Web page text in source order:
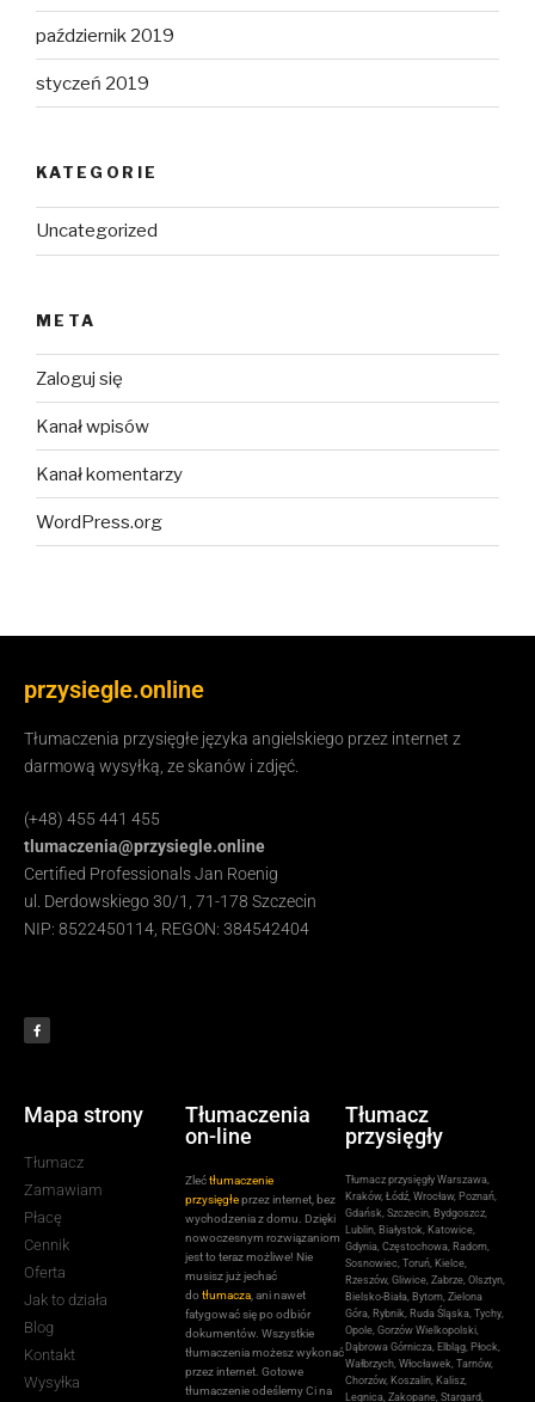
październik 2019
styczeń 2019
KATEGORIE
Uncategorized
META
Zaloguj się
Kanał wpisów
Kanał komentarzy
WordPress.org
przysiegle.online
Tłumaczenia przysięgłe języka angielskiego przez internet z
darmową wysyłką, ze skanów i zdjęć.
(+48) 455 441 455
tlumaczenia@przysiegle.online
Certified Professionals Jan Roenig
ul. Derdowskiego 30/1, 71-178 Szczecin
NIP: 8522450114, REGON: 384542404
Mapa strony
Tłumacz
Zamawiam
Płacę
Cennik
Oferta
Jak to działa
Blog
Kontakt
Wysyłka
Tłumaczenia
on-line
Zlećtłumaczenie
przysięgłeprzez internet, bez
wychodzenia z domu. Dzięki
nowoczesnym rozwiązaniom
jest to teraz możliwe! Nie
musisz już jechać
dotłumacza, ani nawet
fatygować się po odbiór
dokumentów. Wszystkie
tłumaczenia możesz wykonać
przez internet. Gotowe
tłumaczenie odeślemy Ci na
Tłumacz
przysięgły
Tłumacz przysięgły Warszawa,
Kraków, Łódź, Wrocław, Poznań,
Gdańsk, Szczecin, Bydgoszcz,
Lublin, Białystok, Katowice,
Gdynia, Częstochowa, Radom,
Sosnowiec, Toruń, Kielce,
Rzeszów, Gliwice, Zabrze, Olsztyn,
Bielsko-Biała, Bytom, Zielona
Góra, Rybnik, Ruda Śląska, Tychy,
Opole, Gorzów Wielkopolski,
Dąbrowa Górnicza, Elbląg, Płock,
Wałbrzych, Włocławek, Tarnów,
Chorzów, Koszalin, Kalisz,
Legnica, Zakopane, Stargard,